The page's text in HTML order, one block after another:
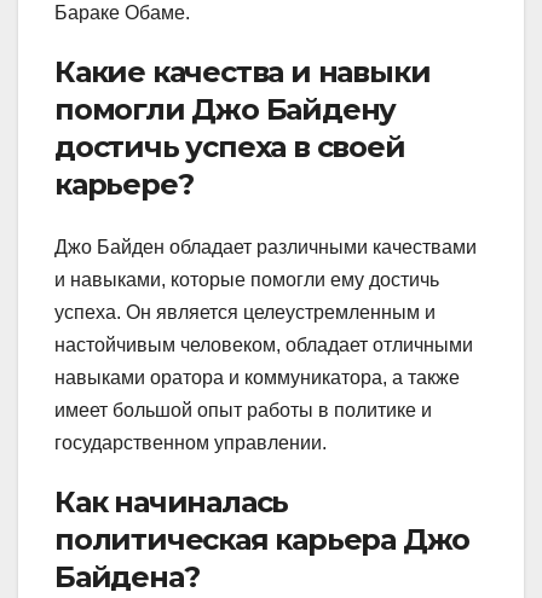
Бараке Обаме.
Какие качества и навыки
помогли Джо Байдену
достичь успеха в своей
карьере?
Джо Байден обладает различными качествами
и навыками, которые помогли ему достичь
успеха. Он является целеустремленным и
настойчивым человеком, обладает отличными
навыками оратора и коммуникатора, а также
имеет большой опыт работы в политике и
государственном управлении.
Как начиналась
политическая карьера Джо
Байдена?